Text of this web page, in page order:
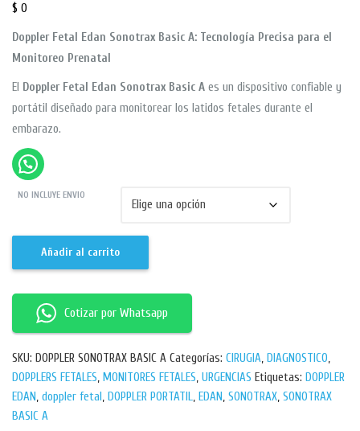
$ 0
Doppler Fetal Edan Sonotrax Basic A: Tecnología Precisa para el
Monitoreo Prenatal
El Doppler Fetal Edan Sonotrax Basic A es un dispositivo confiable y
portátil diseñado para monitorear los latidos fetales durante el
embarazo.
NO INCLUYE ENVIO
Añadir al carrito
Cotizar por Whatsapp
SKU: DOPPLER SONOTRAX BASIC A Categorías: CIRUGIA, DIAGNOSTICO,
DOPPLERS FETALES, MONITORES FETALES, URGENCIAS Etiquetas: DOPPLER
EDAN, doppler fetal , DOPPLER PORTATIL, EDAN, SONOTRAX, SONOTRAX
BASIC A